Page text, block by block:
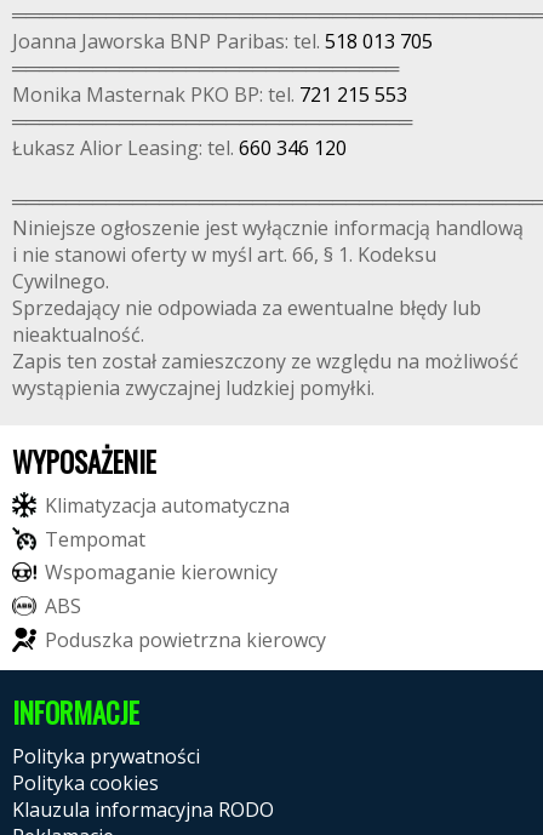
Joanna Jaworska BNP Paribas: tel. 518 013 705
═════════════════════════════
Monika Masternak PKO BP: tel. 721 215 553
══════════════════════════════
Łukasz Alior Leasing: tel. 660 346 120
Niniejsze ogłoszenie jest wyłącznie informacją handlową
i nie stanowi oferty w myśl art. 66, § 1. Kodeksu
Cywilnego.
Sprzedający nie odpowiada za ewentualne błędy lub
nieaktualność.
Zapis ten został zamieszczony ze względu na możliwość
wystąpienia zwyczajnej ludzkiej pomyłki.
WYPOSAŻENIE
Klimatyzacja automatyczna
Tempomat
Wspomaganie kierownicy
ABS
Poduszka powietrzna kierowcy
INFORMACJE
Polityka prywatności
Polityka cookies
Klauzula informacyjna RODO